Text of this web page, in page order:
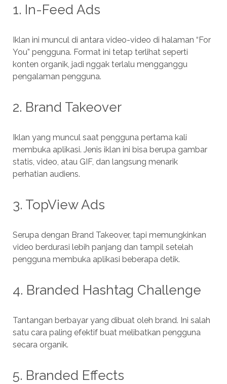
1. In-Feed Ads
Iklan ini muncul di antara video-video di halaman “For
You” pengguna. Format ini tetap terlihat seperti
konten organik, jadi nggak terlalu mengganggu
pengalaman pengguna.
2. Brand Takeover
Iklan yang muncul saat pengguna pertama kali
membuka aplikasi. Jenis iklan ini bisa berupa gambar
statis, video, atau GIF, dan langsung menarik
perhatian audiens.
3. TopView Ads
Serupa dengan Brand Takeover, tapi memungkinkan
video berdurasi lebih panjang dan tampil setelah
pengguna membuka aplikasi beberapa detik.
4. Branded Hashtag Challenge
Tantangan berbayar yang dibuat oleh brand. Ini salah
satu cara paling efektif buat melibatkan pengguna
secara organik.
5. Branded Effects